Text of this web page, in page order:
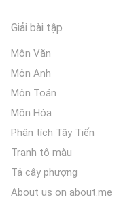
Giải bài tập
Môn Văn
Môn Anh
Môn Toán
Môn Hóa
Phân tích Tây Tiến
Tranh tô màu
Tả cây phượng
About us on about.me